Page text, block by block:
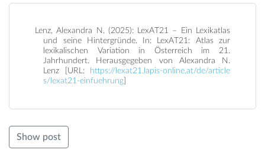
Lenz, Alexandra N. (2025): LexAT21 – Ein Lexikatlas
und seine Hintergründe. In: LexAT21: Atlas zur
lexikalischen Variation in Österreich im 21.
Jahrhundert. Herausgegeben von Alexandra N.
Lenz [URL:
https://lexat21.lapis-online.at/de/article
s/lexat21-einfuehrung
Show post